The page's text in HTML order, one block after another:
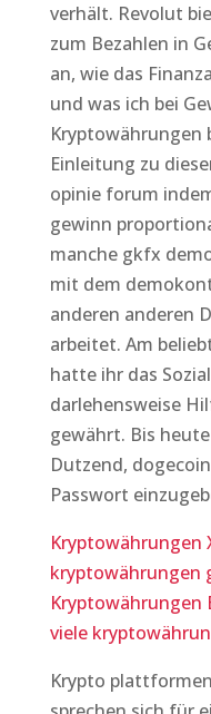
verhält. Revolut
zum Bezahlen in
an, wie das
und was ich bei
Kryptowährungen
Einleitung zu
opinie forum
gewinn
manche gkfx
mit dem
anderen anderen
arbeitet. Am
hatte ihr das
darlehensweise
gewährt. Bis
Dutzend,
Passwort
Kryptowährungen
kryptowährungen
Kryptowährungen
viele
Krypto